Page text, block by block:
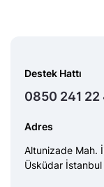
Destek Hattı
0850 241 22
Adres
Altunizade Mah.
Üsküdar İstanbul